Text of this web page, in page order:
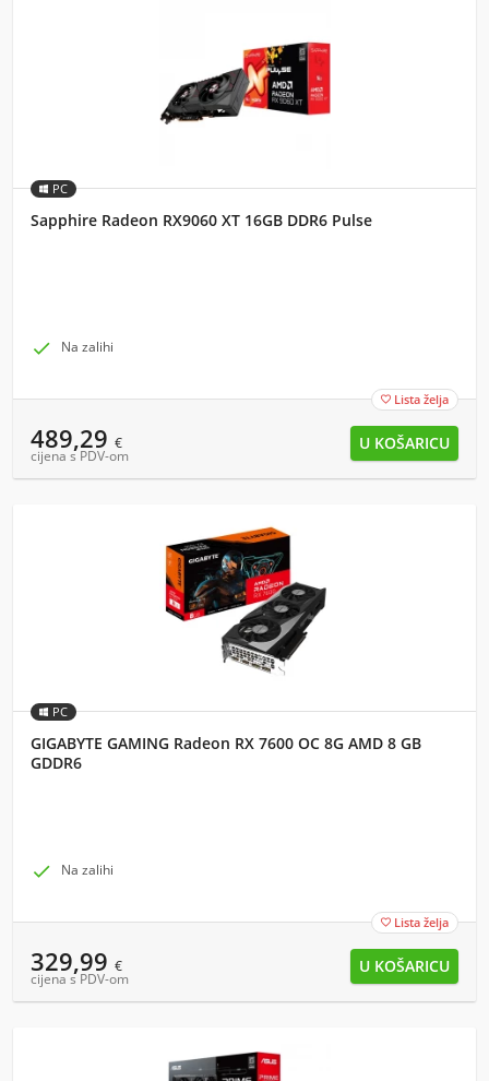
PC
Sapphire Radeon RX9060 XT 16GB DDR6 Pulse
 Na zalihi
 Lista želja
489,29 €
cijena s PDV-om
PC
GIGABYTE GAMING Radeon RX 7600 OC 8G AMD 8 GB
GDDR6
 Na zalihi
 Lista želja
329,99 €
cijena s PDV-om